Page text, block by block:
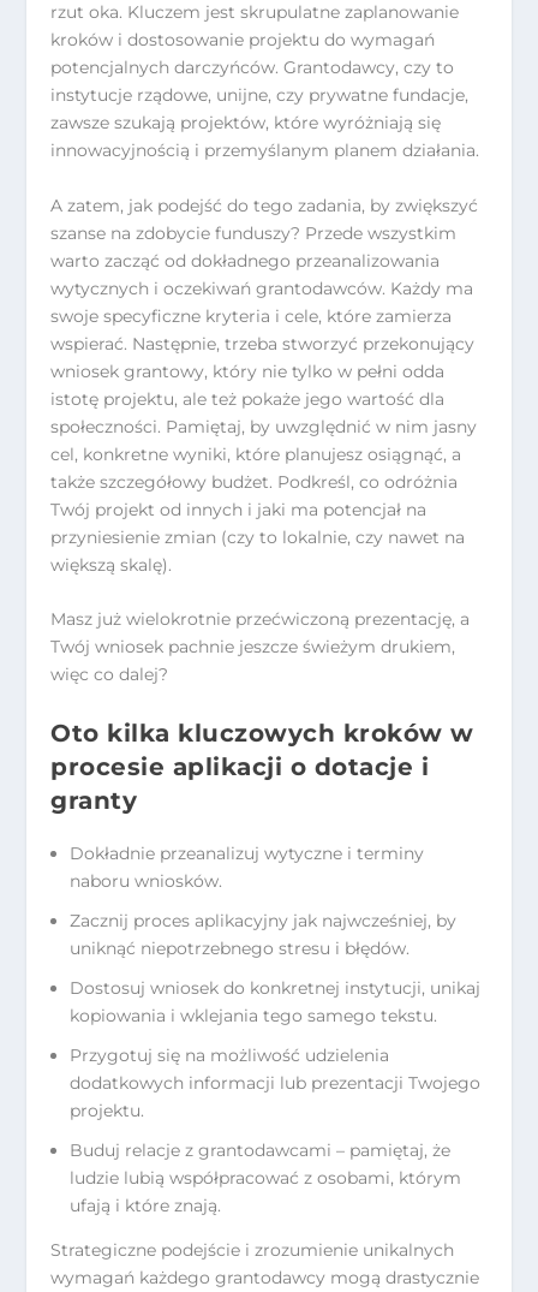
rzut oka. Kluczem jest skrupulatne zaplanowanie
kroków i dostosowanie projektu do wymagań
potencjalnych darczyńców. Grantodawcy, czy to
instytucje rządowe, unijne, czy prywatne fundacje,
zawsze szukają projektów, które wyróżniają się
innowacyjnością i przemyślanym planem działania.
A zatem, jak podejść do tego zadania, by zwiększyć
szanse na zdobycie funduszy? Przede wszystkim
warto zacząć od dokładnego przeanalizowania
wytycznych i oczekiwań grantodawców. Każdy ma
swoje specyficzne kryteria i cele, które zamierza
wspierać. Następnie, trzeba stworzyć przekonujący
wniosek grantowy, który nie tylko w pełni odda
istotę projektu, ale też pokaże jego wartość dla
społeczności. Pamiętaj, by uwzględnić w nim jasny
cel, konkretne wyniki, które planujesz osiągnąć, a
także szczegółowy budżet. Podkreśl, co odróżnia
Twój projekt od innych i jaki ma potencjał na
przyniesienie zmian (czy to lokalnie, czy nawet na
większą skalę).
Masz już wielokrotnie przećwiczoną prezentację, a
Twój wniosek pachnie jeszcze świeżym drukiem,
więc co dalej?
Oto kilka kluczowych kroków w
procesie aplikacji o dotacje i
granty
Dokładnie przeanalizuj wytyczne i terminy
naboru wniosków.
Zacznij proces aplikacyjny jak najwcześniej, by
uniknąć niepotrzebnego stresu i błędów.
Dostosuj wniosek do konkretnej instytucji, unikaj
kopiowania i wklejania tego samego tekstu.
Przygotuj się na możliwość udzielenia
dodatkowych informacji lub prezentacji Twojego
projektu.
Buduj relacje z grantodawcami – pamiętaj, że
ludzie lubią współpracować z osobami, którym
ufają i które znają.
Strategiczne podejście i zrozumienie unikalnych
wymagań każdego grantodawcy mogą drastycznie